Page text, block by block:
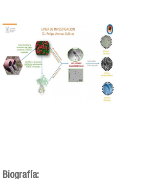
linea_inv_farenas-680x480.jpg
Biografía: